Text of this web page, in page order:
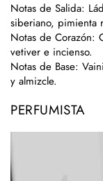
Notas de Salida:
siberiano, pimienta
Notas de Corazón:
vetiver e incienso.
Notas de Base:
y almizcle.
PERFUMISTA